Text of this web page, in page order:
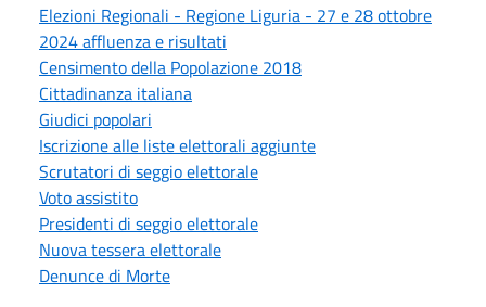
Elezioni Regionali - Regione Liguria - 27 e 28 ottobre
2024 affluenza e risultati
Censimento della Popolazione 2018
Cittadinanza italiana
Giudici popolari
Iscrizione alle liste elettorali aggiunte
Scrutatori di seggio elettorale
Voto assistito
Presidenti di seggio elettorale
Nuova tessera elettorale
Denunce di Morte